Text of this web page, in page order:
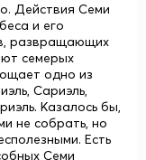
Действия Семи
и его
развращающих
семерых
одно из
Сариэль,
Казалось бы,
не собрать, но
Есть
Семи